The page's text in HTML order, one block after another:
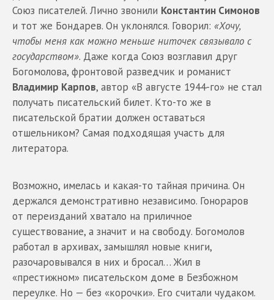
Союз писателей. Лично звонили Константин Симонов
и тот же Бондарев. Он уклонялся. Говорил: «Хочу,
чтобы меня как можно меньше ниточек связывало с
государством». Даже когда Союз возглавил друг
Богомолова, фронтовой разведчик и романист
Владимир Карпов, автор «В августе 1944-го» не стал
получать писательский билет. Кто-то же в
писательской братии должен оставаться
отшельником? Самая подходящая участь для
литератора.
Возможно, имелась и какая-то тайная причина. Он
держался демонстративно независимо. Гонораров
от переизданий хватало на приличное
существование, а значит и на свободу. Богомолов
работал в архивах, замышлял новые книги,
разочаровывался в них и бросал… Жил в
«престижном» писательском доме в Безбожном
переулке. Но — без «корочки». Его считали чудаком.